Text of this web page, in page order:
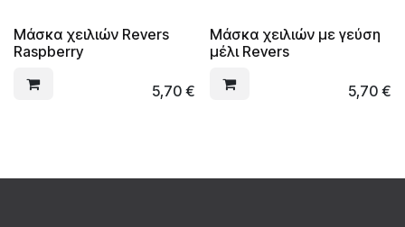
Μάσκα χειλιών Revers
Raspberry
5,70€
Μάσκα χειλιών με γεύση
μέλι Revers
5,70€